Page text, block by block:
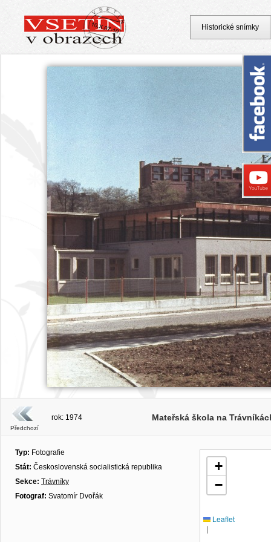
Předchozí
rok: 1974 Mateřská škola na
Typ: Fotografie
Stát: Československá socialistická republika
Sekce: Trávníky
Fotograf: Svatomír Dvořák
+
−
Leaflet
|
Historické snímky